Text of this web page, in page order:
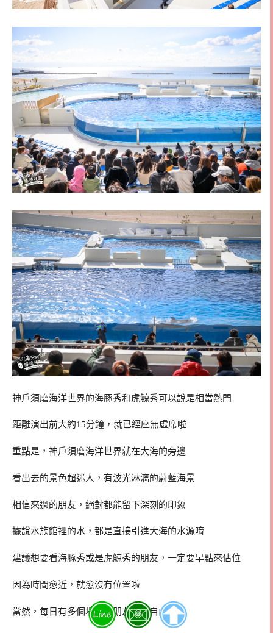
神戶須磨海洋世界的海豚秀和虎鯨秀可以說是相當熱門
距離演出前大約15分鐘，就已經座無虛席啦
重點是，神戶須磨海洋世界就在大海的旁邊
看出去的景色超迷人，有波光淋漓的蔚藍海景
相信來過的朋友，絕對都能留下深刻的印象
據說水族館裡的水，都是直接引進大海的水源唷
建議想要看海豚秀或是虎鯨秀的朋友，一定要早點來佔位
因為時間愈近，就愈沒有位置啦
當然，每日有多個場次，朋友可以自由安排